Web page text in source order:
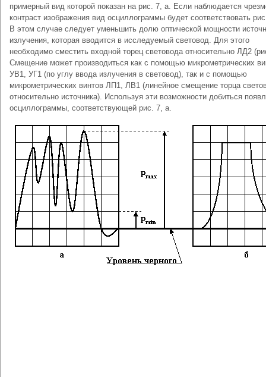
примерный вид которой показан на рис. 7, а. Если наблюдается
контраст изображения вид осциллограммы будет соответствовать
В этом случае следует уменьшить долю оптической мощности
излучения, которая вводится в исследуемый световод. Для этого
необходимо сместить входной торец световода относительно ЛД2
Смещение может производиться как с помощью микрометрических
УВ1, УГ1 (по углу ввода излучения в световод), так и с помощью
микрометрических винтов ЛП1, ЛВ1 (линейное смещение торца
относительно источника). Используя эти возможности добиться
осциллограммы, соответствующей рис. 7, а.